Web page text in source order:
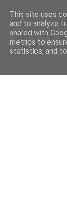
This site uses
and to analyze
shared with
metrics to
statistics, and